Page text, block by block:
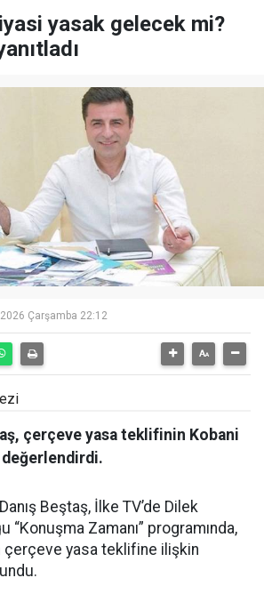
yasak gelecek mi?
Çarşamba 22:12
çerçeve yasa teklifinin Kobani
değerlendirdi.
Beştaş, İlke TV’de Dilek
“Konuşma Zamanı” programında,
çerçeve yasa teklifine ilişkin